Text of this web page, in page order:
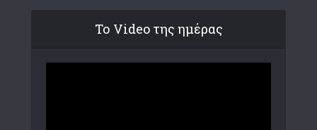
Το Video της ημέρας